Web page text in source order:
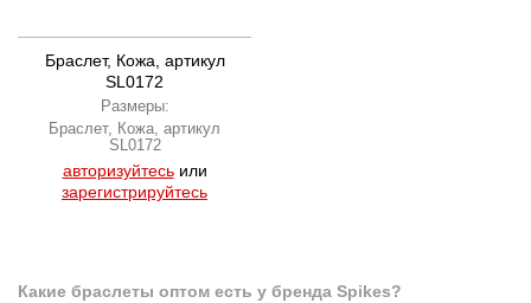
Браслет, Кожа, артикул
SL0172
Размеры:
Браслет, Кожа, артикул
SL0172
авторизуйтесьили
зарегистрируйтесь
Какие браслеты оптом есть у бренда Spikes?